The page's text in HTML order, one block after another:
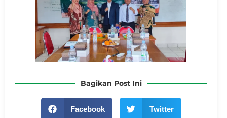
Bagikan Post Ini
Facebook Twitter